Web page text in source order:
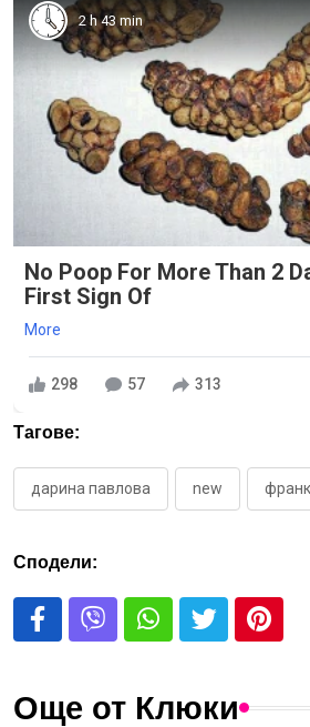
2 h 43 min
No Poop For More Than 2
First Sign Of
More
298 57 313
Тагове:
дарина павлова new
Сподели:
Още от Клюки